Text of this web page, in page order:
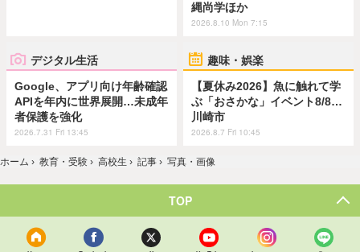
縄尚学ほか
2026.8.10 Mon 7:15
デジタル生活
Google、アプリ向け年齢確認
APIを年内に世界展開…未成年
者保護を強化
2026.7.31 Fri 13:45
趣味・娯楽
【夏休み2026】魚に触れて学
ぶ「おさかな」イベント8/8…
川崎市
2026.8.7 Fri 10:45
ホーム › 教育・受験 › 高校生 › 記事 › 写真・画像
TOP